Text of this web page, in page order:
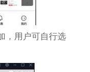
，用户可自行选